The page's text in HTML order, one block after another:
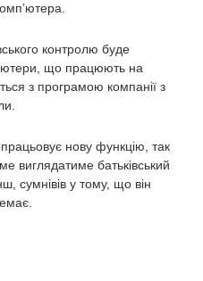
контролю буде
що працюють на
з програмою компанії з
нову функцію, так
виглядатиме батьківський
сумнівів у тому, що він